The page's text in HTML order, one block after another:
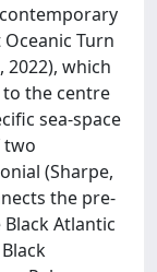
Turn
2022), which
the centre
sea-space
two
(Sharpe,
the pre-
Atlantic